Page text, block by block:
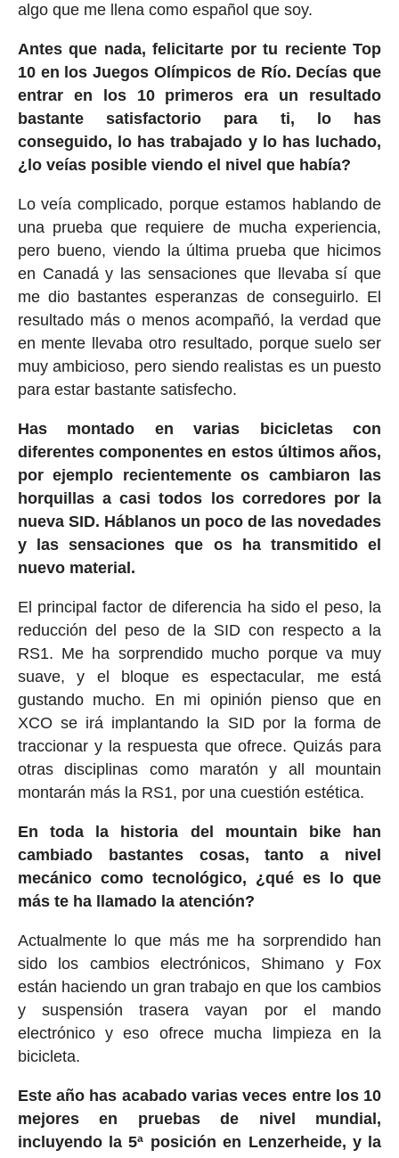
algo que me llena como español que soy.
Antes que nada, felicitarte por tu reciente Top
10 en los Juegos Olímpicos de Río. Decías que
entrar en los 10 primeros era un resultado
bastante satisfactorio para ti, lo has
conseguido, lo has trabajado y lo has luchado,
¿lo veías posible viendo el nivel que había?
Lo veía complicado, porque estamos hablando de
una prueba que requiere de mucha experiencia,
pero bueno, viendo la última prueba que hicimos
en Canadá y las sensaciones que llevaba sí que
me dio bastantes esperanzas de conseguirlo. El
resultado más o menos acompañó, la verdad que
en mente llevaba otro resultado, porque suelo ser
muy ambicioso, pero siendo realistas es un puesto
para estar bastante satisfecho.
Has montado en varias bicicletas con
diferentes componentes en estos últimos años,
por ejemplo recientemente os cambiaron las
horquillas a casi todos los corredores por la
nueva SID. Háblanos un poco de las novedades
y las sensaciones que os ha transmitido el
nuevo material.
El principal factor de diferencia ha sido el peso, la
reducción del peso de la SID con respecto a la
RS1. Me ha sorprendido mucho porque va muy
suave, y el bloque es espectacular, me está
gustando mucho. En mi opinión pienso que en
XCO se irá implantando la SID por la forma de
traccionar y la respuesta que ofrece. Quizás para
otras disciplinas como maratón y all mountain
montarán más la RS1, por una cuestión estética.
En toda la historia del mountain bike han
cambiado bastantes cosas, tanto a nivel
mecánico como tecnológico, ¿qué es lo que
más te ha llamado la atención?
Actualmente lo que más me ha sorprendido han
sido los cambios electrónicos, Shimano y Fox
están haciendo un gran trabajo en que los cambios
y suspensión trasera vayan por el mando
electrónico y eso ofrece mucha limpieza en la
bicicleta.
Este año has acabado varias veces entre los 10
mejores en pruebas de nivel mundial,
incluyendo la 5ª posición en Lenzerheide, y la